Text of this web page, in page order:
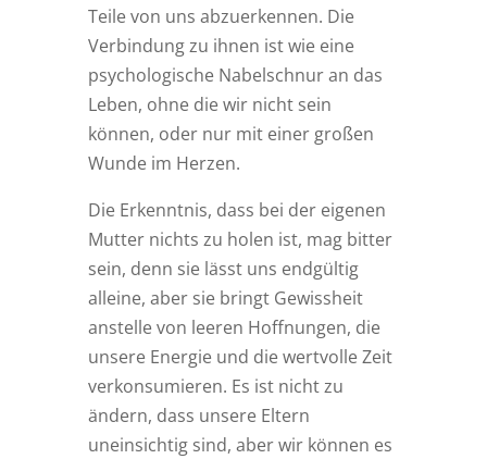
Teile von uns abzuerkennen. Die
Verbindung zu ihnen ist wie eine
psychologische Nabelschnur an das
Leben, ohne die wir nicht sein
können, oder nur mit einer großen
Wunde im Herzen.
Die Erkenntnis, dass bei der eigenen
Mutter nichts zu holen ist, mag bitter
sein, denn sie lässt uns endgültig
alleine, aber sie bringt Gewissheit
anstelle von leeren Hoffnungen, die
unsere Energie und die wertvolle Zeit
verkonsumieren. Es ist nicht zu
ändern, dass unsere Eltern
uneinsichtig sind, aber wir können es